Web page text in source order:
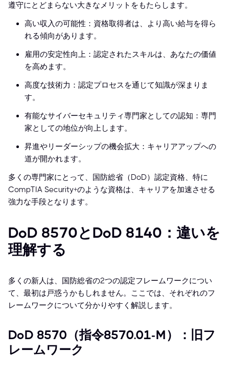
遵守にとどまらない大きなメリットをもたらします。
高い収入の可能性：資格取得者は、より高い給与を得ら
れる傾向があります。
雇用の安定性向上：認定されたスキルは、あなたの価値
を高めます。
高度な技術力：認定プロセスを通じて知識が深まりま
す。
有能なサイバーセキュリティ専門家としての認知：専門
家としての地位が向上します。
昇進やリーダーシップの機会拡大：キャリアアップへの
道が開かれます。
多くの専門家にとって、国防総省（DoD）認定資格、特に
CompTIA Security+のような資格は、キャリアを加速させる
強力な手段となります。
DoD 8570とDoD 8140：違いを
理解する
多くの新人は、国防総省の2つの認定フレームワークについ
て、最初は戸惑うかもしれません。ここでは、それぞれのフ
レームワークについて分かりやすく解説します。
DoD 8570（指令8570.01-M）：旧フ
レームワーク